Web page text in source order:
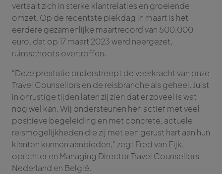
vertaalt zich in sterke klantrelaties en groeiende
omzet. Op de recentste piekdag in maart is het
eerdere gezamenlijke maartrecord van 500.000
euro, dat op 17 maart 2023 werd neergezet,
ruimschoots overtroffen.
“Deze prestatie onderstreept de veerkracht van onze
Travel Counsellors en de reisbranche als geheel. Juist
in onrustige tijden laten zij zien dat er zoveel is wat
nog wel kan. Wij ondersteunen hen actief met veel
positieve begeleiding en met concrete, actuele
reismogelijkheden die zij met een gerust hart aan hun
klanten kunnen aanbieden,” zegt Fred van Eijk,
oprichter en Managing Director Travel Counsellors
Nederland en België.